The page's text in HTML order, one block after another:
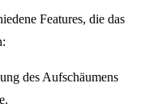
Features, die das
des Aufschäumens